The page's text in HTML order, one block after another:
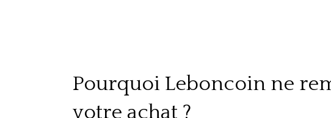
Pourquoi Leboncoin ne
votre achat ?